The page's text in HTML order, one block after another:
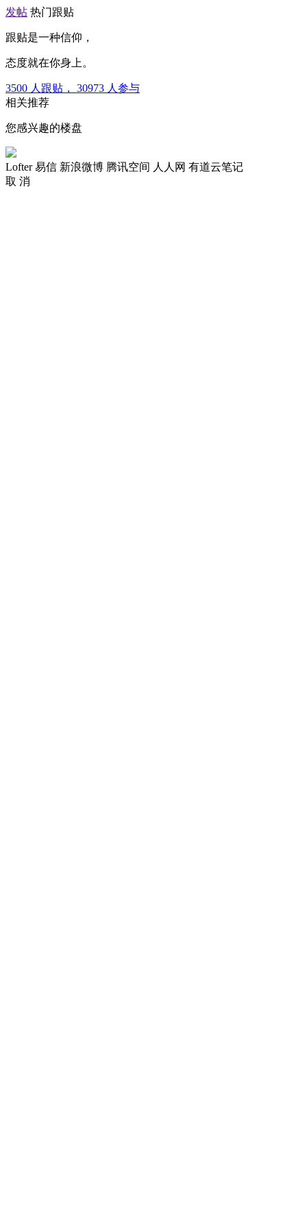
发帖 热门跟贴
跟贴是一种信仰，
态度就在你身上。
3500 人跟贴， 30973 人参与
相关推荐
您感兴趣的楼盘
Lofter 易信 新浪微博 腾讯空间 人人网 有道云笔记
取 消